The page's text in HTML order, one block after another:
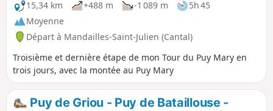
15,34 km
+488 m -1 089 m
5h 45
Moyenne
Départ à Mandailles-Saint-Julien (Cantal)
Troisième et dernière étape de mon Tour du Puy Mary en
trois jours, avec la montée au Puy Mary
Puy de Griou - Puy de Bataillouse -